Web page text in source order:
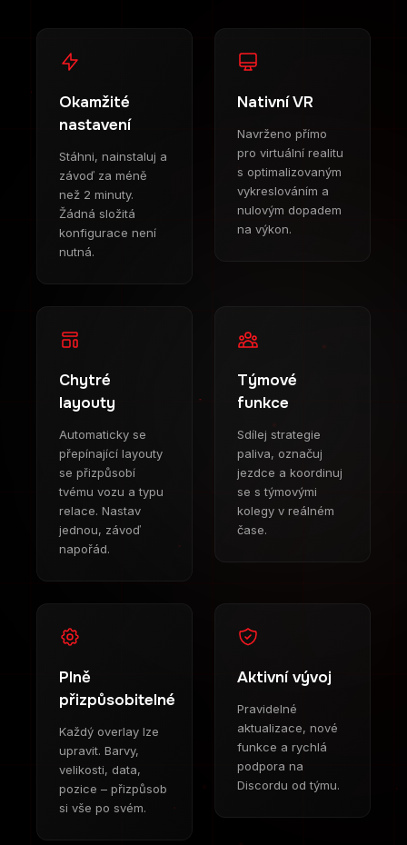
Okamžité
nastavení
Stáhni, nainstaluj a
závoď za méně
než 2 minuty.
Žádná složitá
konfigurace není
nutná.
Nativní VR
Navrženo přímo
pro virtuální realitu
s optimalizovaným
vykreslováním a
nulovým dopadem
na výkon.
Chytré
layouty
Automaticky se
přepínající layouty
se přizpůsobí
tvému vozu a typu
relace. Nastav
jednou, závoď
napořád.
Týmové
funkce
Sdílej strategie
paliva, označuj
jezdce a koordinuj
se s týmovými
kolegy v reálném
čase.
Plně
přizpůsobitelné
Každý overlay lze
upravit. Barvy,
velikosti, data,
pozice – přizpůsob
si vše po svém.
Aktivní vývoj
Pravidelné
aktualizace, nové
funkce a rychlá
podpora na
Discordu od týmu.